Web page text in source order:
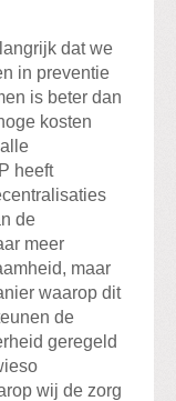
dat we
in preventie
is beter dan
kosten
heeft
de
meer
maar
waarop dit
de
geregeld
wij de zorg